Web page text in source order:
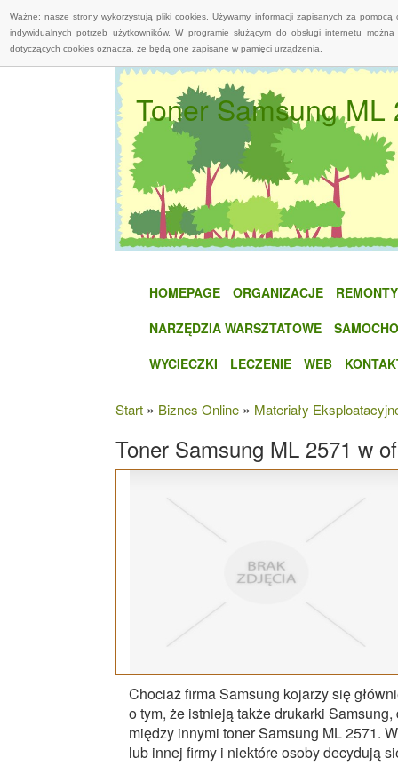
Ważne: nasze strony wykorzystują pliki cookies. Używamy informacji zapisanych za
indywidualnych potrzeb użytkowników. W programie służącym do obsługi internetu
dotyczących cookies oznacza, że będą one zapisane w pamięci urządzenia.
Toner Samsung
HOMEPAGE ORGANIZACJE
REMONTY
NARZĘDZIA WARSZTATOWE
WYCIECZKI
LECZENIE WEB
Start » Biznes Online » Materiały
Toner Samsung ML 2571 w
Chociaż firma Samsung kojarzy się
o tym, że istnieją także drukarki
między innymi toner Samsung ML 2571.
lub innej firmy i niektóre osoby decydują